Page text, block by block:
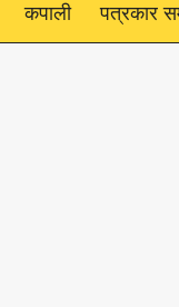
कपाली पत्रकार